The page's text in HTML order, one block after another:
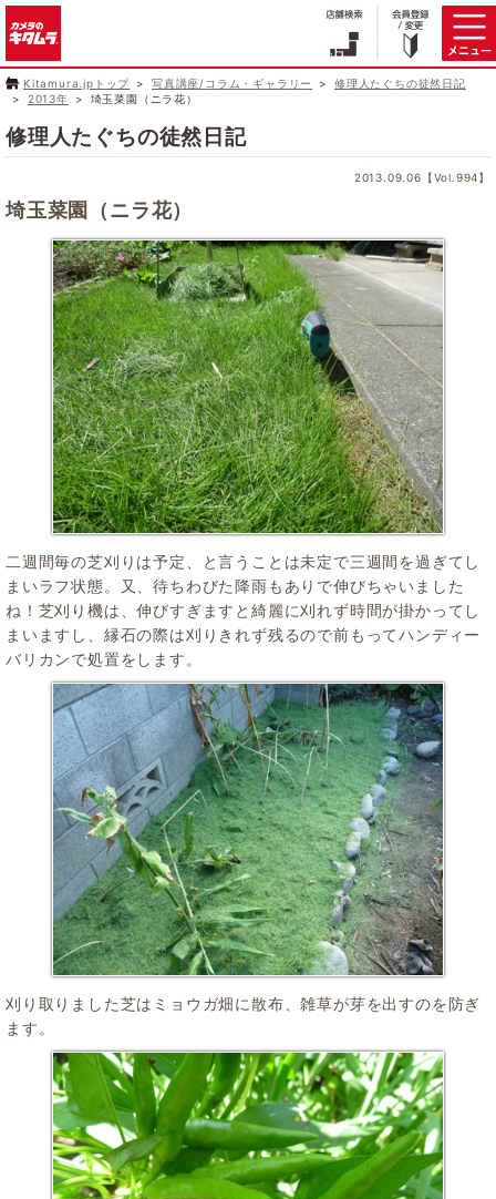
Kitamura.jpトップ 写真講座/コラム・ギャラリー
修理人たぐちの徒然日記
2013年
埼玉菜園（ニラ花）
修理人たぐちの徒然日記
2013.09.06【Vol.994】
埼玉菜園（ニラ花）
二週間毎の芝刈りは予定、と言うことは未定で三週間を過ぎてし
まいラフ状態。又、待ちわびた降雨もありで伸びちゃいました
ね！芝刈り機は、伸びすぎますと綺麗に刈れず時間が掛かってし
まいますし、縁石の際は刈りきれず残るので前もってハンディー
バリカンで処置をします。
刈り取りました芝はミョウガ畑に散布、雑草が芽を出すのを防ぎ
ます。